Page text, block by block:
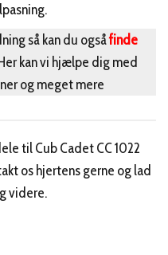
så kan du ogsåfinde
kan vi hjælpe dig med
og meget mere
til Cub Cadet CC 1022
os hjertens gerne og lad
videre.